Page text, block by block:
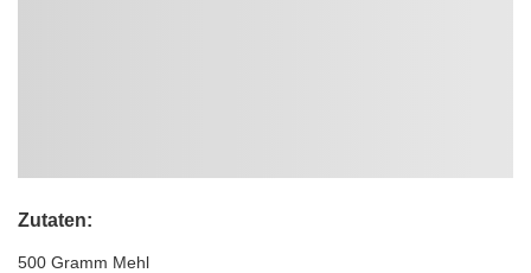
Zutaten:
500 Gramm Mehl